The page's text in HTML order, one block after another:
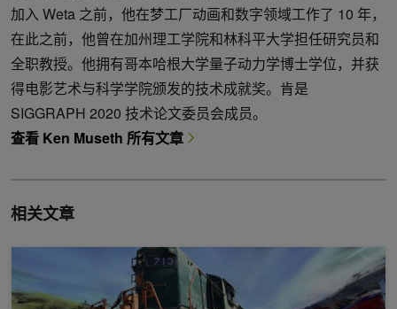
加入 Weta 之前，他在梦工厂动画和数字领域工作了 10 年，
在此之前，他曾在加州理工学院和林科平大学担任研究员和
全职教授。他拥有哥本哈根大学量子动力学博士学位，并获
得电影艺术与科学学院颁发的技术成就奖。肯是
SIGGRAPH 2020 技术论文委员会成员。
查看 Ken Museth 所有文章
相关文章
利用 NVIDIA DesignWorks 实现实时 GPU 加速的高斯体渲染示